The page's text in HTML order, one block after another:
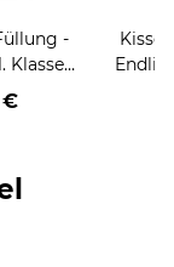
-
Klasse -
-
-
€